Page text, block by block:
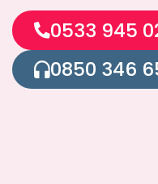
0533 945
0850 346